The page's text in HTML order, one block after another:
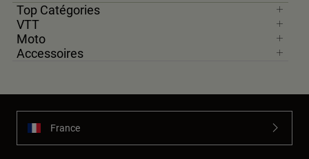
Top Catégories
VTT
Moto
Accessoires
France